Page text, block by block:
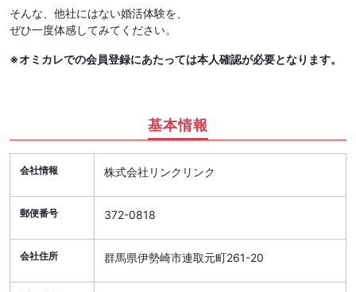
そんな、他社にはない婚活体験を、
ぜひ一度体感してみてください。
※オミカレでの会員登録にあたっては本人確認が必要となります。
基本情報
会社情報 株式会社リンクリンク
郵便番号 372-0818
会社住所 群馬県伊勢崎市連取元町261-20